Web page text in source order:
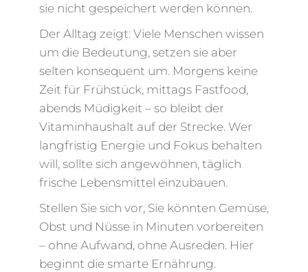
sie nicht gespeichert werden können.
Der Alltag zeigt: Viele Menschen wissen
um die Bedeutung, setzen sie aber
selten konsequent um. Morgens keine
Zeit für Frühstück, mittags Fastfood,
abends Müdigkeit – so bleibt der
Vitaminhaushalt auf der Strecke. Wer
langfristig Energie und Fokus behalten
will, sollte sich angewöhnen, täglich
frische Lebensmittel einzubauen.
Stellen Sie sich vor, Sie könnten Gemüse,
Obst und Nüsse in Minuten vorbereiten
– ohne Aufwand, ohne Ausreden. Hier
beginnt die smarte Ernährung.